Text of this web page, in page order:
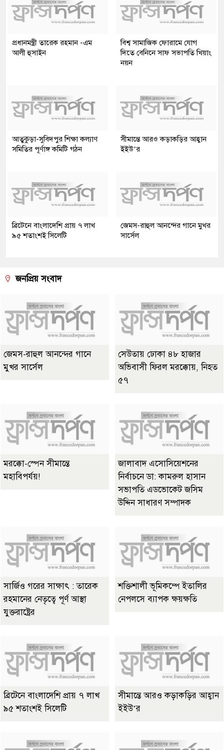
প্রধানমন্ত্রী তারেক রহমান -এম
আলী হুসাইন
বিশ্ব সামাজিক ফোরামে যোগ
দিতে বেনিনে সাফ সভাপতি খিয়াং
নয়ন
আতুকুড়া-সুবিদপুর শিক্ষা কল্যাণ
সমিতির পূর্ণাঙ্গ কমিটি গঠন
সীমান্তে আরও কড়াকড়ির আহ্বান
ইইউ’র
ব্রিটেনে বাংলাদেশি প্রায় ৭ লাখ
৯৫ শতাংশই সিলেটি
জেমস-রাহুল আনন্দের গানে মুখর
সার্সেল
জনপ্রিয় সংবাদ
জেমস-রাহুল আনন্দের গানে
মুখর সার্সেল
সেউতায় ঢোকা ৪৮ হাজার
অভিবাসী ফিরল মরক্কোয়, নিহত
৫৭
মরক্কো-স্পেন সীমান্তে
মহাবিপর্যয়!
জালাবাদ এসোসিয়েশনের
নির্বাচনে ডা: কামরুল হাসান
সভাপতি এডভোকেট জসিম
উদ্দিন সাধারণ সম্পাদক
সার্জিও গরের সাক্ষাৎ : তারেক
রহমানের নেতৃত্বে পূর্ণ আস্থা
যুক্তরাষ্ট্রের
শক্তিশালী ভূমিকম্পে ইতালির
নেপলসে ব্যাপক ক্ষয়ক্ষতি
ব্রিটেনে বাংলাদেশি প্রায় ৭ লাখ
৯৫ শতাংশই সিলেটি
সীমান্তে আরও কড়াকড়ির আহ্বান
ইইউ’র